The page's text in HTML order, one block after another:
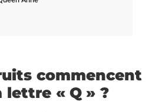
commencent
lettre « Q » ?